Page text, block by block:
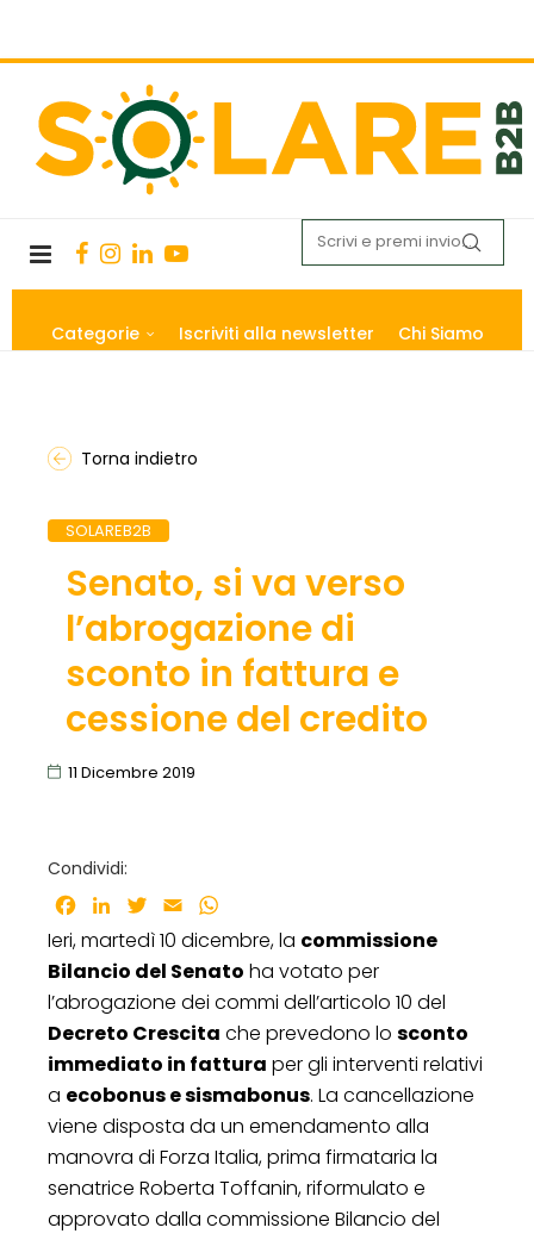
Categorie Iscriviti alla newsletter Chi Siamo
Torna indietro
SOLAREB2B
Senato, si va verso
l’abrogazione di
sconto in fattura e
cessione del credito
11 Dicembre 2019
Condividi:
Facebook
LinkedInTwitter
Email
Ieri, martedì 10 dicembre, la commissione
Bilancio del Senato ha votato per
l’abrogazione dei commi dell’articolo 10 del
Decreto Crescita che prevedono lo sconto
immediato in fattura per gli interventi relativi
a ecobonus e sismabonus. La cancellazione
viene disposta da un emendamento alla
manovra di Forza Italia, prima firmataria la
senatrice Roberta Toffanin, riformulato e
approvato dalla commissione Bilancio del